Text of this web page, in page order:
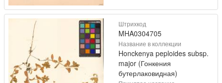
Штрихкод
MHA0304705
Название в коллекции
Honckenya peploides subsp.
major (Гонкения
бутерлаковидная)